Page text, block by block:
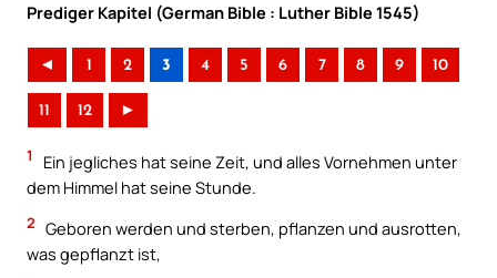
Prediger Kapitel (German Bible : Luther Bible 1545)
◄ 1 2 3 4 5 6 7 8 9 10
11 12 ►
1
Ein jegliches hat seine Zeit, und alles Vornehmen unter
dem Himmel hat seine Stunde.
2 Geboren werden und sterben, pflanzen und ausrotten,
was gepflanzt ist,